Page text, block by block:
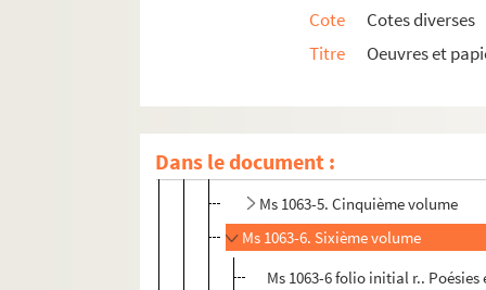
Cote
Cotes diverses
Titre
Oeuvres et
Dans le document :
Ms 1063 . Marceline Desbordes
Ms 1063-4. Quatrième volume
Ms 1063-5. Cinquième volume
Ms 1063-6. Sixième volume
Ms 1063-6 folio initial r..